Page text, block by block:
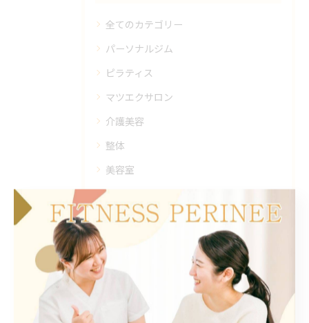
全てのカテゴリー
パーソナルジム
ピラティス
マツエクサロン
介護美容
整体
美容室
脱毛
遺品整理
最近の投稿 Recent Posts